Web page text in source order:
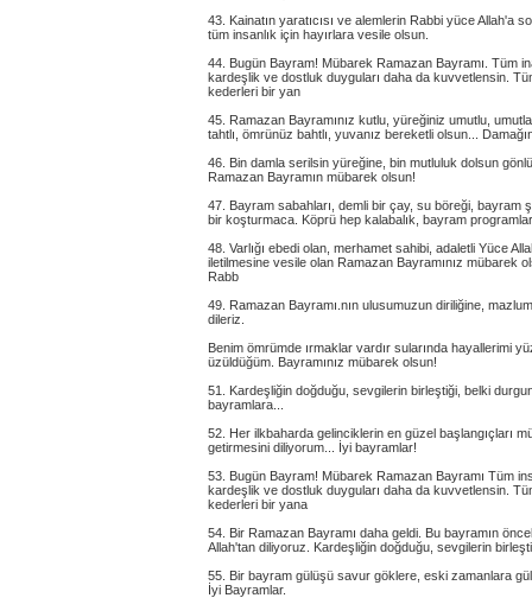
43. Kainatın yaratıcısı ve alemlerin Rabbi yüce
tüm insanlık için hayırlara vesile olsun.
44. Bugün Bayram! Mübarek Ramazan Bayramı. Tüm
kardeşlik ve dostluk duyguları daha da kuvvetlensin.
kederleri bir yan
45. Ramazan Bayramınız kutlu, yüreğiniz umutlu,
tahtlı, ömrünüz bahtlı, yuvanız bereketli olsun...
46. Bin damla serilsin yüreğine, bin mutluluk dolsun
Ramazan Bayramın mübarek olsun!
47. Bayram sabahları, demli bir çay, su böreği,
bir koşturmaca. Köprü hep kalabalık, bayram
48. Varlığı ebedi olan, merhamet sahibi, adaletli Yüce
iletilmesine vesile olan Ramazan Bayramınız mübarek
Rabb
49. Ramazan Bayramı.nın ulusumuzun diriliğine,
dileriz.
Benim ömrümde ırmaklar vardır sularında hayallerimi
üzüldüğüm. Bayramınız mübarek olsun!
51. Kardeşliğin doğduğu, sevgilerin birleştiği, belki
bayramlara...
52. Her ilkbaharda gelinciklerin en güzel başlangıçları
getirmesini diliyorum... İyi bayramlar!
53. Bugün Bayram! Mübarek Ramazan Bayramı Tüm
kardeşlik ve dostluk duyguları daha da kuvvetlensin.
kederleri bir yana
54. Bir Ramazan Bayramı daha geldi. Bu bayramın
Allah'tan diliyoruz. Kardeşliğin doğduğu, sevgilerin
55. Bir bayram gülüşü savur göklere, eski zamanlara
İyi Bayramlar.